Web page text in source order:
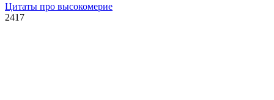
Цитаты про высокомерие
2417